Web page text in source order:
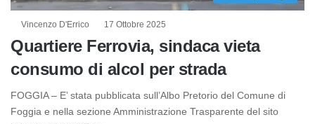
Vincenzo D'Errico 17 Ottobre 2025
Quartiere Ferrovia, sindaca vieta
consumo di alcol per strada
FOGGIA – E’ stata pubblicata sull’Albo Pretorio del Comune di
Foggia e nella sezione Amministrazione Trasparente del sito